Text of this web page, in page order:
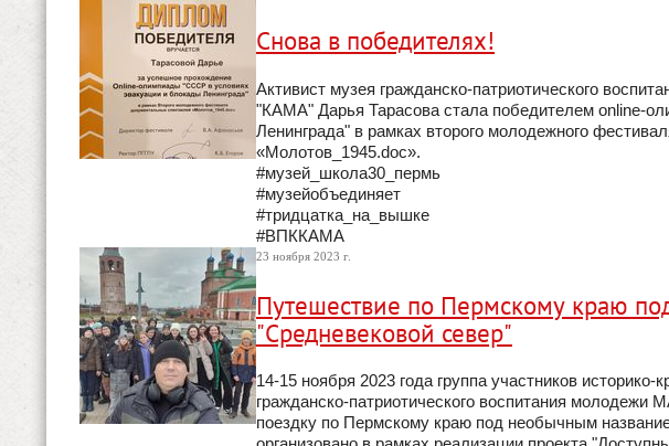
Снова в победителях!
Активист музея гражданско-патриотического
"КАМА" Дарья Тарасова стала победителем online-
Ленинграда" в рамках второго молодежного
«Молотов_1945.doc».
#музей_школа30_пермь
#музейобъединяет
#тридцатка_на_вышке
#ВПККАМА
23 ноября 2023 г.
Путешествие по Пермскому краю
"Средневековой север"
14-15 ноября 2023 года группа участников
гражданско-патриотического воспитания
поездку по Пермскому краю под необычным